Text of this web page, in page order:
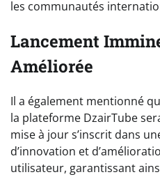
les communautés
Lancement
Améliorée
Il a également mentionné
la plateforme DzairTube
mise à jour s’inscrit dans
d’innovation et
utilisateur, garantissant